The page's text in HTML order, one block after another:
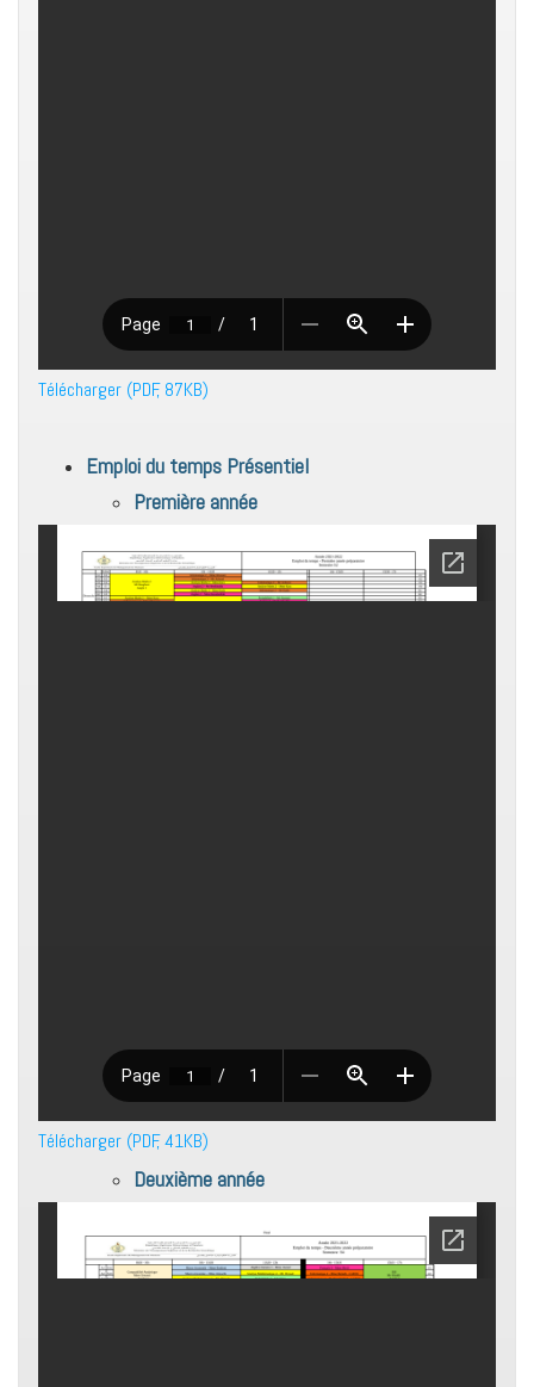
Télécharger (PDF, 87KB)
Emploi du temps Présentiel
Première année
Télécharger (PDF, 41KB)
Deuxième année